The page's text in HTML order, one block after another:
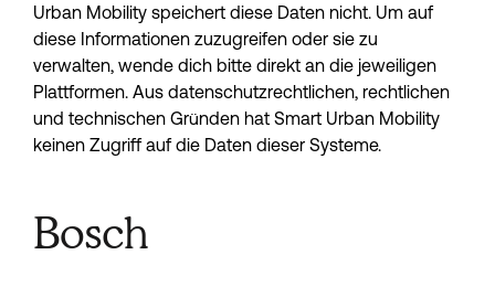
Urban Mobility speichert diese Daten nicht. Um auf
diese Informationen zuzugreifen oder sie zu
verwalten, wende dich bitte direkt an die jeweiligen
Plattformen. Aus datenschutzrechtlichen, rechtlichen
und technischen Gründen hat Smart Urban Mobility
keinen Zugriff auf die Daten dieser Systeme.
Bosch